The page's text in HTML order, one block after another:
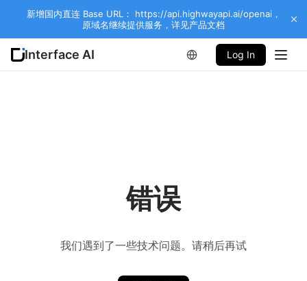
新增国内直连 Base URL： https://api.highwayapi.ai/openai，
原域名继续提供服务，详见产品文档
Interface AI Log In
错误
我们遇到了一些技术问题。请稍后再试